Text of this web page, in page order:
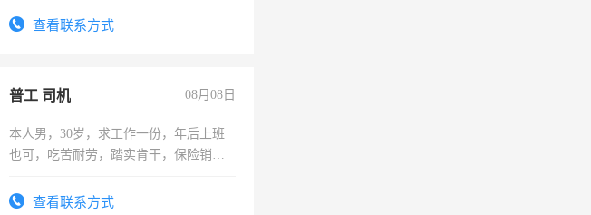
电话查看联系方式
普工 司机 08月08日
本人男，30岁，求工作一份，年后上班
也可，吃苦耐劳，踏实肯干，保险销售
查看联系方式